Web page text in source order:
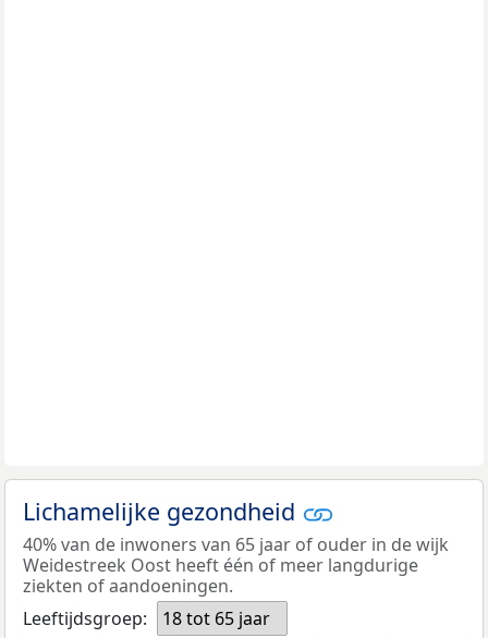
Lichamelijke gezondheid
40% van de inwoners van 65 jaar of ouder in de wijk
Weidestreek Oost heeft één of meer langdurige
ziekten of aandoeningen.
Leeftijdsgroep:
18 tot 65 jaar